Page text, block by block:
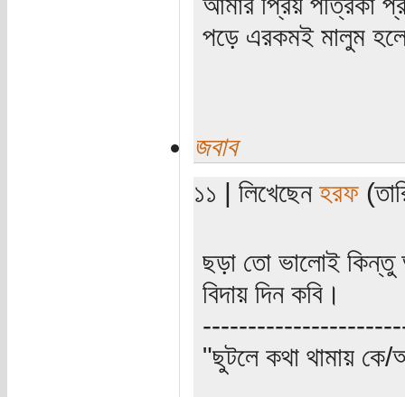
পড়ে এরকমই মালুম
জবাব
১১ | লিখেছেন হরফ
ছড়া তো ভালোই কিন্তু
বিদায় দিন কবি।
"ছুটলে কথা থামায়